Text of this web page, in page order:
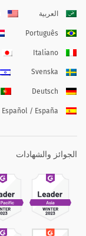
العربية
Português
Italiano
Svenska
Deutsch
Español / España
الجوائز والشهادات